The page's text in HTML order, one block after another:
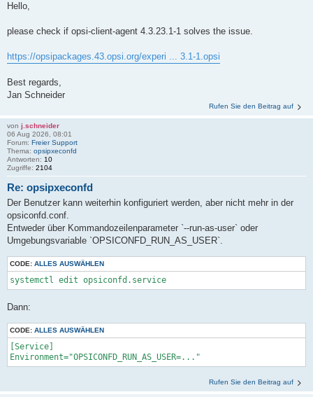
Hello,
please check if opsi-client-agent 4.3.23.1-1 solves the issue.
https://opsipackages.43.opsi.org/experi ... 3.1-1.opsi
Best regards,
Jan Schneider
Rufen Sie den Beitrag auf
von j.schneider
06 Aug 2026, 08:01
Forum: Freier Support
Thema: opsipxeconfd
Antworten: 10
Zugriffe: 2104
Re: opsipxeconfd
Der Benutzer kann weiterhin konfiguriert werden, aber nicht mehr in der
opsiconfd.conf.
Entweder über Kommandozeilenparameter `--run-as-user` oder
Umgebungsvariable `OPSICONFD_RUN_AS_USER`.
CODE: ALLES AUSWÄHLEN
systemctl edit opsiconfd.service
Dann:
CODE: ALLES AUSWÄHLEN
[Service]
Rufen Sie den Beitrag auf